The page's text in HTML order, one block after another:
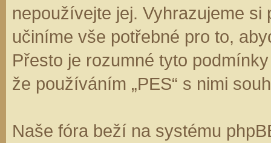
nepoužívejte jej. Vyhrazujeme
učiníme vše potřebné pro to,
Přesto je rozumné tyto
že používáním „PES“ s nimi
Naše fóra beží na systému